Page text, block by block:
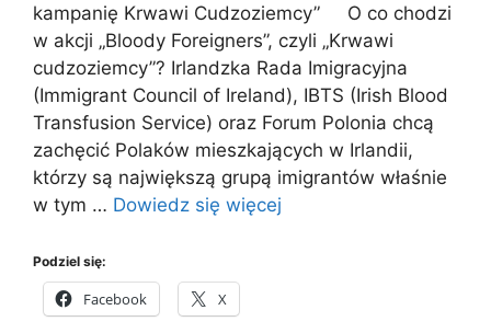
kampanię Krwawi Cudzoziemcy” O co chodzi
w akcji „Bloody Foreigners”, czyli „Krwawi
cudzoziemcy”? Irlandzka Rada Imigracyjna
(Immigrant Council of Ireland), IBTS (Irish Blood
Transfusion Service) oraz Forum Polonia chcą
zachęcić Polaków mieszkających w Irlandii,
którzy są największą grupą imigrantów właśnie
w tym … Dowiedz się więcej
Podziel się:
Facebook X